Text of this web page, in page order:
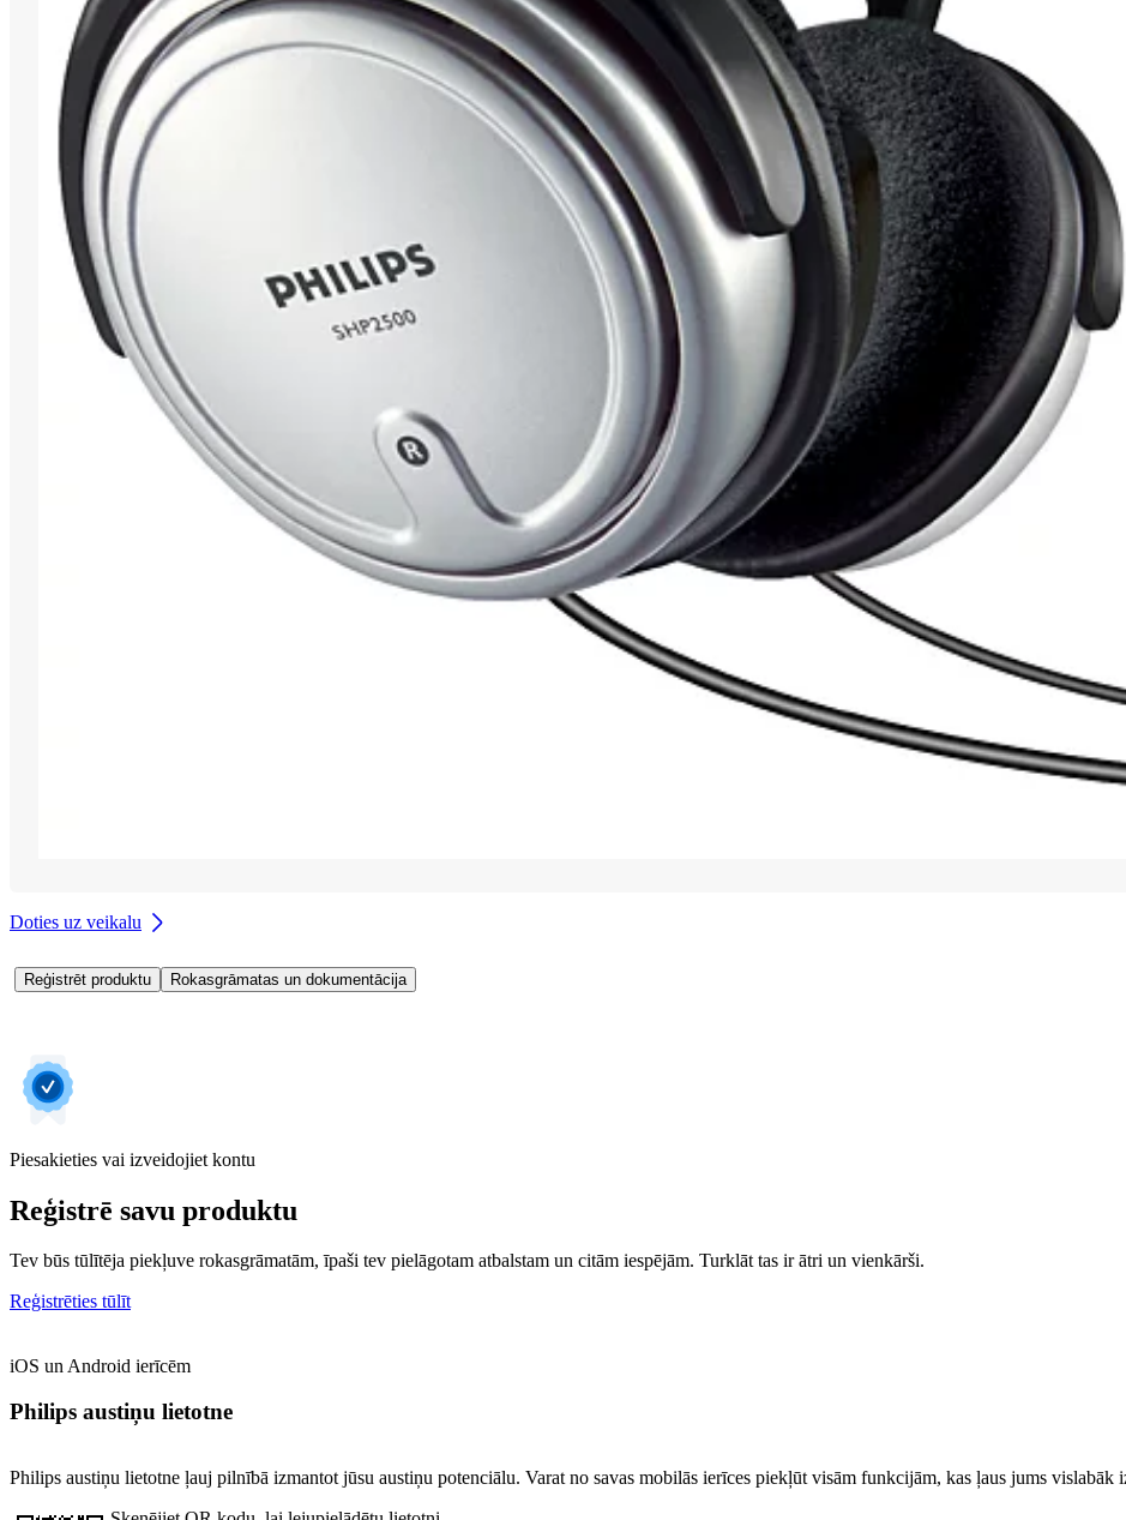
Doties uz veikalu
Reģistrēt produktu Rokasgrāmatas un dokumentācija
Piesakieties vai izveidojiet kontu
Reģistrē savu produktu
Tev būs tūlītēja piekļuve rokasgrāmatām, īpaši tev pielāgotam atbalstam un citām iespējām. Turklāt tas ir ātri un vienkārši.
Reģistrēties tūlīt
iOS un Android ierīcēm
Philips austiņu lietotne
Philips austiņu lietotne ļauj pilnībā izmantot jūsu austiņu potenciālu. Varat no savas mobilās ierīces piekļūt visām funkcijām, kas ļaus jums vislabāk